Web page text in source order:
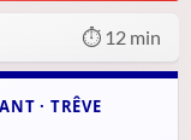
⏱️ 12 min
· TRÊVE